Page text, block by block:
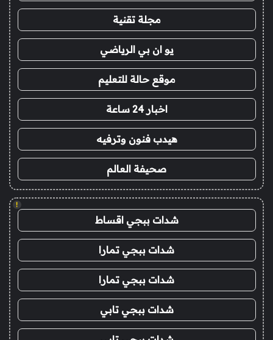
مجلة تقنية
يو ان بي الرياضي
موقع حالة للتعليم
اخبار 24 ساعة
هيدب فنون وترفيه
صحيفة العالم
!
شدات ببجي اقساط
شدات ببجي تمارا
شدات ببجي تمارا
شدات ببجي تابي